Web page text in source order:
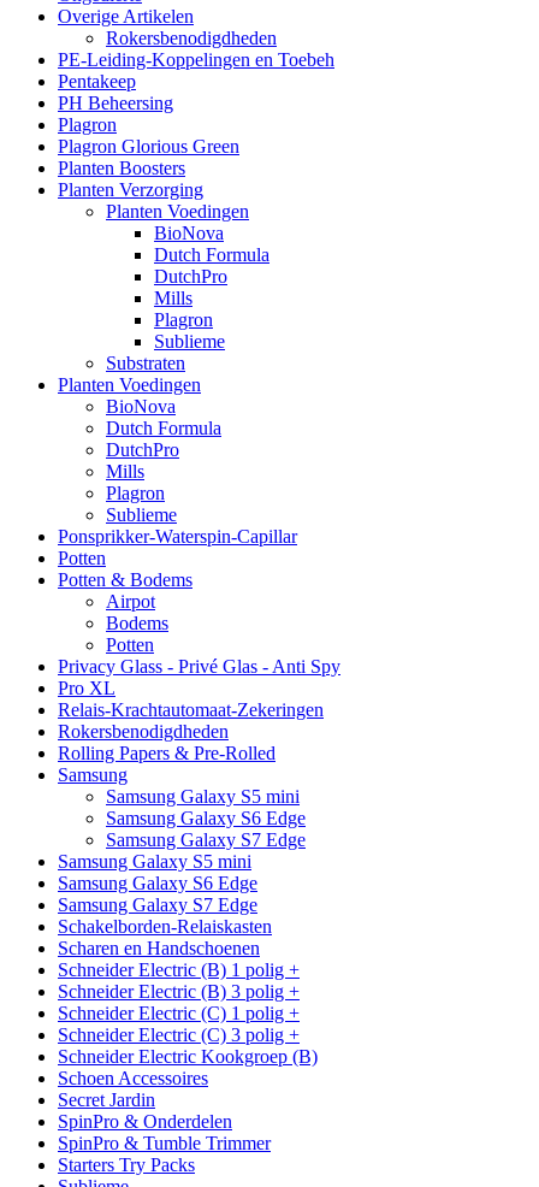
Overige Artikelen
Rokersbenodigdheden
PE-Leiding-Koppelingen en Toebeh
Pentakeep
PH Beheersing
Plagron
Plagron Glorious Green
Planten Boosters
Planten Verzorging
Planten Voedingen
BioNova
Dutch Formula
DutchPro
Mills
Plagron
Sublieme
Substraten
Planten Voedingen
BioNova
Dutch Formula
DutchPro
Mills
Plagron
Sublieme
Ponsprikker-Waterspin-Capillar
Potten
Potten & Bodems
Airpot
Bodems
Potten
Privacy Glass - Privé Glas - Anti Spy
Pro XL
Relais-Krachtautomaat-Zekeringen
Rokersbenodigdheden
Rolling Papers & Pre-Rolled
Samsung
Samsung Galaxy S5 mini
Samsung Galaxy S6 Edge
Samsung Galaxy S7 Edge
Samsung Galaxy S5 mini
Samsung Galaxy S6 Edge
Samsung Galaxy S7 Edge
Schakelborden-Relaiskasten
Scharen en Handschoenen
Schneider Electric (B) 1 polig +
Schneider Electric (B) 3 polig +
Schneider Electric (C) 1 polig +
Schneider Electric (C) 3 polig +
Schneider Electric Kookgroep (B)
Schoen Accessoires
Secret Jardin
SpinPro & Onderdelen
SpinPro & Tumble Trimmer
Starters Try Packs